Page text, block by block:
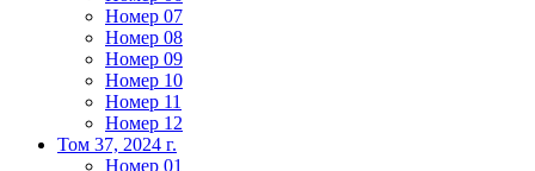
Номер 07
Номер 08
Номер 09
Номер 10
Номер 11
Номер 12
Том 37, 2024 г.
Номер 01